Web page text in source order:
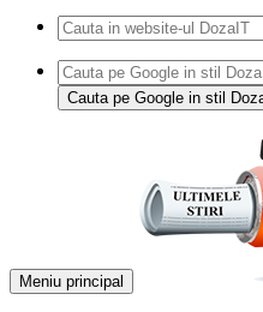
Caută
după:
Meniu principal